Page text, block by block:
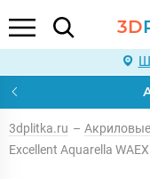
3D
3dplitka.ru –
Excellent Aquarella